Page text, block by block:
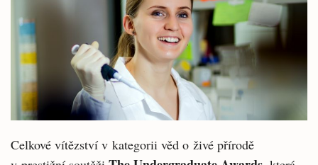
Celkové vítězství v kategorii věd o živé přírodě